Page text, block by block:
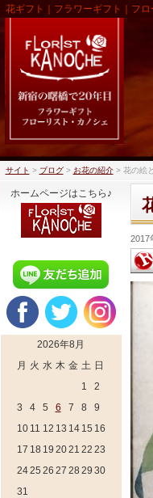
花ギフト｜フラワーギフト｜フ
サイト > ブログ> お花の紹介> 花の絵
2017
ホームページはこちら♪
2026年8月
月 火 水 木 金 土 日
1
2
3
4 5 6 7 8
9
10 11 12 13 14 15 16
17 18 19 2021 22 23
2425 26 27 28 29 30
31